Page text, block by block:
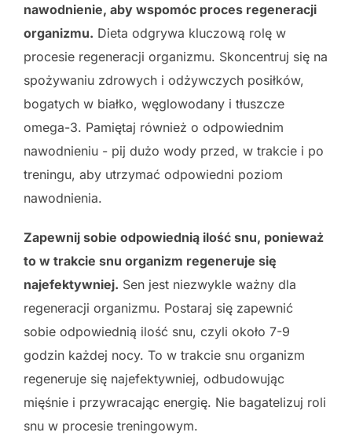
nawodnienie, aby wspomóc proces regeneracji
organizmu. Dieta odgrywa kluczową rolę w
procesie regeneracji organizmu. Skoncentruj się na
spożywaniu zdrowych i odżywczych posiłków,
bogatych w białko, węglowodany i tłuszcze
omega-3. Pamiętaj również o odpowiednim
nawodnieniu - pij dużo wody przed, w trakcie i po
treningu, aby utrzymać odpowiedni poziom
nawodnienia.
Zapewnij sobie odpowiednią ilość snu, ponieważ
to w trakcie snu organizm regeneruje się
najefektywniej. Sen jest niezwykle ważny dla
regeneracji organizmu. Postaraj się zapewnić
sobie odpowiednią ilość snu, czyli około 7-9
godzin każdej nocy. To w trakcie snu organizm
regeneruje się najefektywniej, odbudowując
mięśnie i przywracając energię. Nie bagatelizuj roli
snu w procesie treningowym.